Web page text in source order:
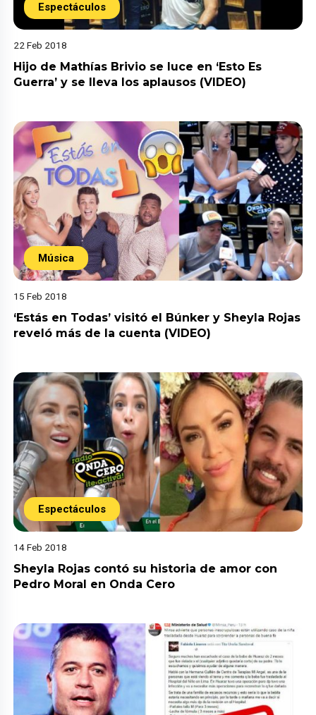
Espectáculos
22 Feb 2018
Hijo de Mathías Brivio se luce en ‘Esto Es
Guerra’ y se lleva los aplausos (VIDEO)
Música
15 Feb 2018
‘Estás en Todas’ visitó el Búnker y Sheyla Rojas
reveló más de la cuenta (VIDEO)
Espectáculos
14 Feb 2018
Sheyla Rojas contó su historia de amor con
Pedro Moral en Onda Cero